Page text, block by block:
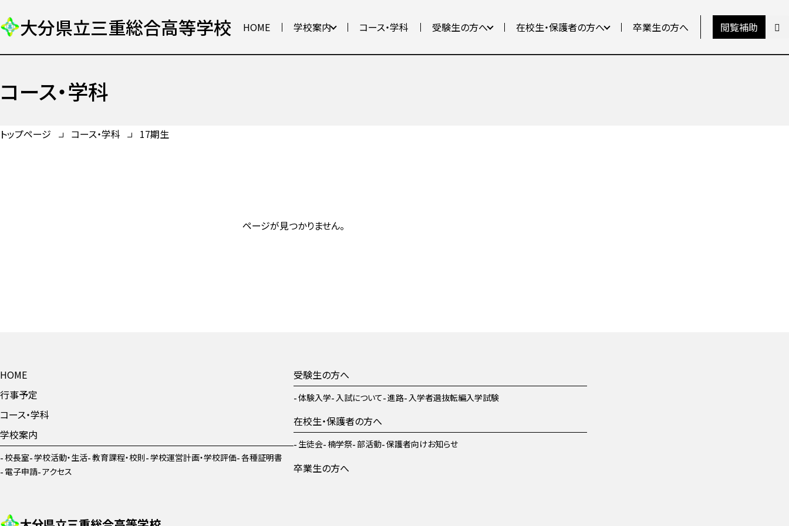
大分県立三重総合高等学校 閲覧補助
HOME 学校案内 コース・学科 受験生の方へ 在校生・保護者の方へ 卒業生の方へ
コース・学科
トップページ コース・学科 17期生
ページが見つかりません。
HOME
行事予定
コース・学科
学校案内
校長室 学校活動・生活 教育課程・校則 学校運営計画・学校評価 各種証明書
電子申請 アクセス
受験生の方へ
体験入学 入試について 進路 入学者選抜転編入学試験
在校生・保護者の方へ
生徒会 楠学祭 部活動 保護者向けお知らせ
卒業生の方へ